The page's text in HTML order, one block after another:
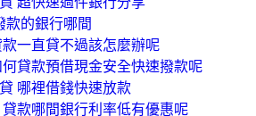
款的銀行哪間
一直貸不過該怎麼辦呢
貸款預借現金安全快速撥款呢
哪裡借錢快速放款
款哪間銀行利率低有優惠呢